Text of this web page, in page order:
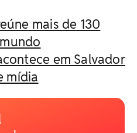
mais de 130
em Salvador
mídia